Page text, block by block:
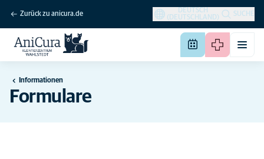
Zurück zu anicura.de
DEUTSCH
(DEUTSCHLAND)
SUCHE
Informationen
Formulare